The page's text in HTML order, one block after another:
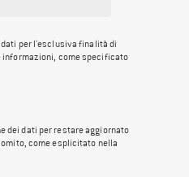
per l'esclusiva finalità di
come specificato
dei dati per restare aggiornato
come esplicitato nella